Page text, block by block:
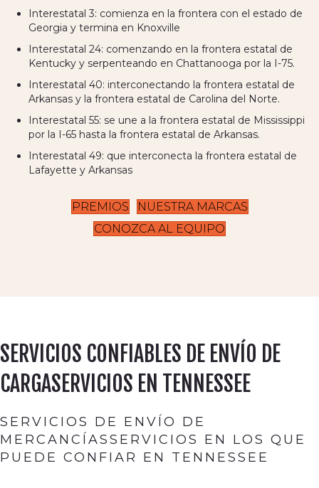
Interestatal 3: comienza en la frontera con el estado de
Georgia y termina en Knoxville
Interestatal 24: comenzando en la frontera estatal de
Kentucky y serpenteando en Chattanooga por la I-75.
Interestatal 40: interconectando la frontera estatal de
Arkansas y la frontera estatal de Carolina del Norte.
Interestatal 55: se une a la frontera estatal de Mississippi
por la I-65 hasta la frontera estatal de Arkansas.
Interestatal 49: que interconecta la frontera estatal de
Lafayette y Arkansas
PREMIOS
NUESTRA MARCAS
CONOZCA AL EQUIPO
SERVICIOS CONFIABLES DE ENVÍO DE
CARGASERVICIOS EN TENNESSEE
SERVICIOS DE ENVÍO DE
MERCANCÍASSERVICIOS EN LOS QUE
PUEDE CONFIAR EN TENNESSEE